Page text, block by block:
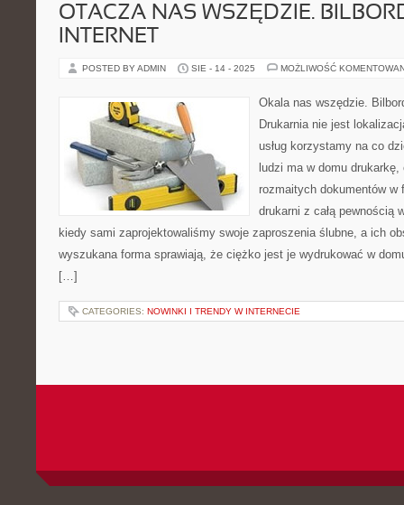
OTACZA NAS WSZĘDZIE.
INTERNET
POSTED BY ADMIN SIE - 14 - 2025 MOŻLIWOŚĆ
Okala nas wszędzie.
Drukarnia nie jest
usług korzystamy na co
ludzi ma w domu
rozmaitych dokumentów w
drukarni z całą pewnością
kiedy sami zaprojektowaliśmy swoje zaproszenia ślubne, a ich
wyszukana forma sprawiają, że ciężko jest je wydrukować w
[…]
CATEGORIES: NOWINKI I TRENDY W INTERNECIE